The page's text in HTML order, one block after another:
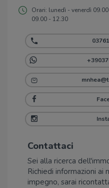
Orari: lunedì - venerdì
09.00 - 12.30
Contattaci
Sei alla ricerca
Richiedi informazioni ai
impegno, sarai